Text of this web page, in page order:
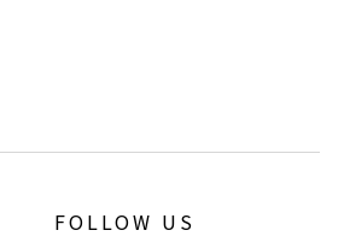
FOLLOW US